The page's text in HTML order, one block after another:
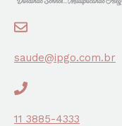
saude@ipgo.com.br
11 3885-4333